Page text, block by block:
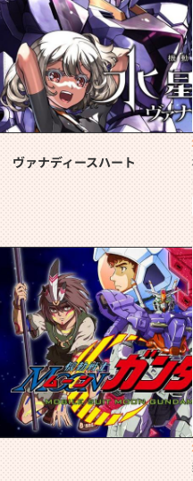
ァナディースハート